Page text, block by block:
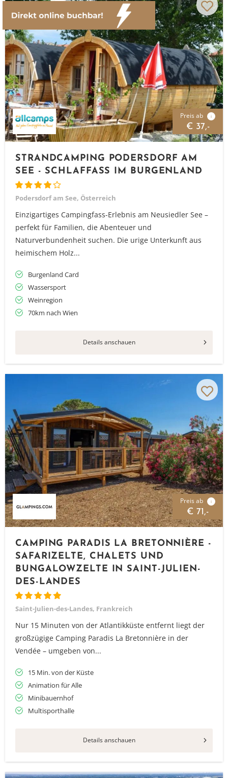
Preis ab i
€ 37,-
STRANDCAMPING PODERSDORF AM
SEE - SCHLAFFASS IM BURGENLAND
Podersdorf am See, Österreich
Einzigartiges Campingfass-Erlebnis am Neusiedler See –
perfekt für Familien, die Abenteuer und
Naturverbundenheit suchen. Die urige Unterkunft aus
heimischem Holz...
Burgenland Card
Wassersport
Weinregion
70km nach Wien
Details anschauen
Preis ab i
€ 71,-
CAMPING PARADIS LA BRETONNIÈRE -
SAFARIZELTE, CHALETS UND
BUNGALOWZELTE IN SAINT-JULIEN-
DES-LANDES
Saint-Julien-des-Landes, Frankreich
Nur 15 Minuten von der Atlantikküste entfernt liegt der
großzügige Camping Paradis La Bretonnière in der
Vendée – umgeben von...
15 Min. von der Küste
Animation für Alle
Minibauernhof
Multisporthalle
Details anschauen